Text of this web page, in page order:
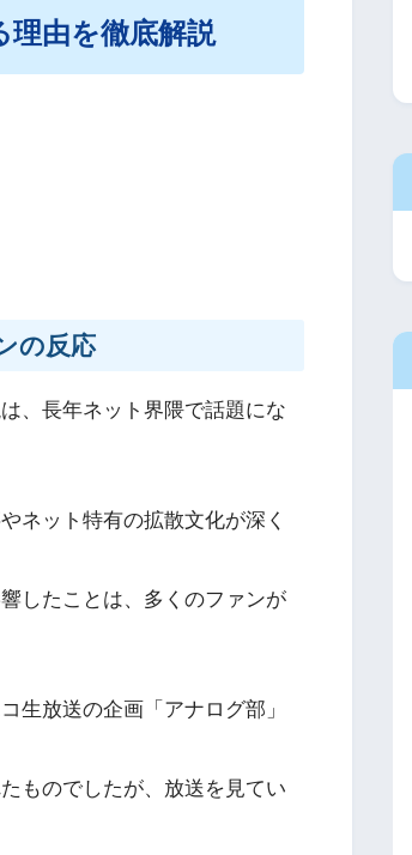
理由を徹底解説
の反応
、長年ネット界隈で話題にな
ネット特有の拡散文化が深く
したことは、多くのファンが
生放送の企画「アナログ部」
ものでしたが、放送を見てい